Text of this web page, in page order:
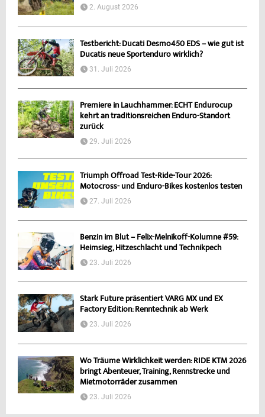
2. August 2026
Testbericht: Ducati Desmo450 EDS – wie gut ist
Ducatis neue Sportenduro wirklich?
31. Juli 2026
Premiere in Lauchhammer: ECHT Endurocup
kehrt an traditionsreichen Enduro-Standort
zurück
29. Juli 2026
Triumph Offroad Test-Ride-Tour 2026:
Motocross- und Enduro-Bikes kostenlos testen
27. Juli 2026
Benzin im Blut – Felix-Melnikoff-Kolumne #59:
Heimsieg, Hitzeschlacht und Technikpech
23. Juli 2026
Stark Future präsentiert VARG MX und EX
Factory Edition: Renntechnik ab Werk
23. Juli 2026
Wo Träume Wirklichkeit werden: RIDE KTM 2026
bringt Abenteuer, Training, Rennstrecke und
Mietmotorräder zusammen
23. Juli 2026